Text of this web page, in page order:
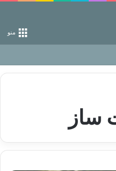
منو
از راه خداست‌!
ساز